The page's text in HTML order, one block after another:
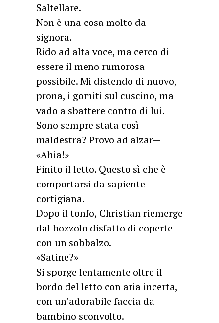
Saltellare.
Non è una cosa molto da
signora.
Rido ad alta voce, ma cerco di
essere il meno rumorosa
possibile. Mi distendo di nuovo,
prona, i gomiti sul cuscino, ma
vado a sbattere contro di lui.
Sono sempre stata così
maldestra? Provo ad alzar—
«Ahia!»
Finito il letto. Questo sì che è
comportarsi da sapiente
cortigiana.
Dopo il tonfo, Christian riemerge
dal bozzolo disfatto di coperte
con un sobbalzo.
«Satine?»
Si sporge lentamente oltre il
bordo del letto con aria incerta,
con un’adorabile faccia da
bambino sconvolto.